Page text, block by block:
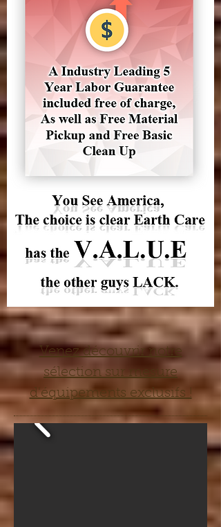
Venez découvrir notre
sélection sur mesure
d'équipements exclusifs !